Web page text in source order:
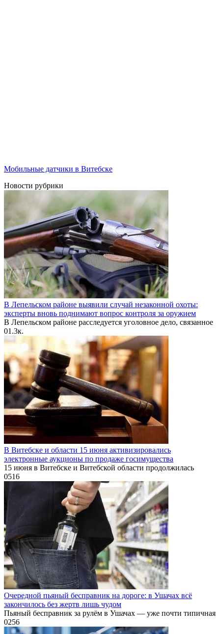
Мобильные датчики в Витебске
Новости рубрики
В Лепельском районе выявили случай незаконной охоты:
эксперты вновь поднимают вопрос контроля за оружием
В Лепельском районе расследуется уголовное дело, связанное
01.3к.
В Витебске и области 15 июня активизировались
электронные аукционы по продаже госимущества
15 июня в Витебске и Витебской области продолжилась
0516
Очередной пьяный бесправник на дороге: в Ушачах всё
закончилось без жертв лишь чудом
Пьяный бесправник за рулём в Ушачах — уже почти типичная
0256